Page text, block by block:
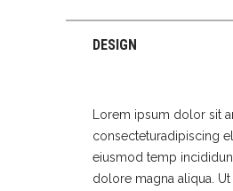
DESIGN
Lorem ipsum dolor sit
consecteturadipiscing
eiusmod temp
dolore magna aliqua.